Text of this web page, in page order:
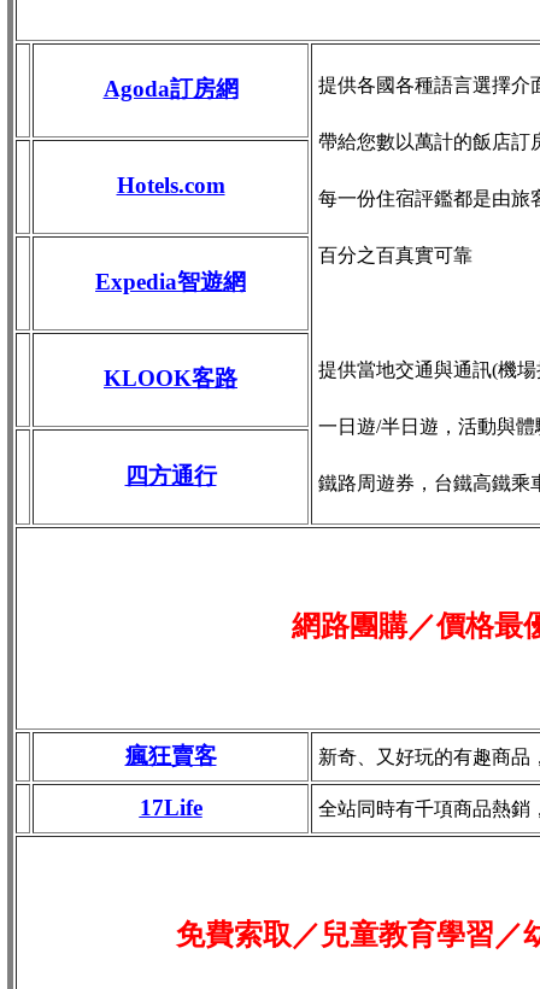
Agoda訂房網 提供各國各種語言選擇介
帶給您數以萬計的飯店訂
每一份住宿評鑑都是由旅
百分之百真實可靠
提供當地交通與通訊(機
一日遊/半日遊，活動與
鐵路周遊券，台鐵高鐵乘
Hotels.com
Expedia智遊網
KLOOK客路
四方通行
網路團購／價格最
瘋狂賣客 新奇、又好玩的有趣商品
17Life 全站同時有千項商品熱銷
免費索取／兒童教育學習／